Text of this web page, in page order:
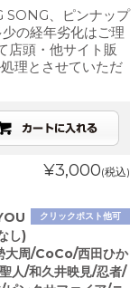
SONG、ピンナップ
の経年劣化はご理
店頭・他サイト販
理とさせていただ
¥3,000(税込)
クリックポスト他可
し)
周/CoCo/西田ひか
人/和久井映見/忍者/